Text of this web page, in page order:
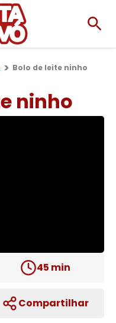
Bolo de leite ninho
ninho
45 min
Compartilhar